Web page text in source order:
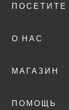
ПОСЕТИТЕ
О НАС
МАГАЗИН
ПОМОЩЬ